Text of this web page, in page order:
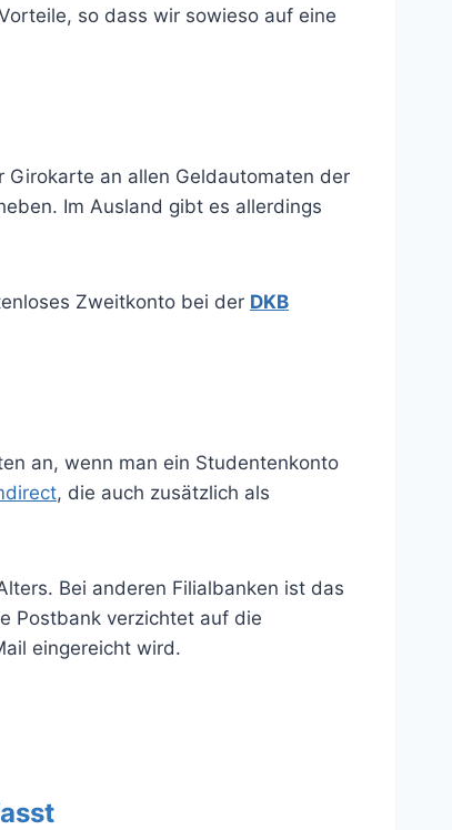
so dass wir sowieso auf eine
Girokarte an allen Geldautomaten der
Im Ausland gibt es allerdings
Zweitkonto bei der DKB
an, wenn man ein Studentenkonto
, die auch zusätzlich als
Bei anderen Filialbanken ist das
Postbank verzichtet auf die
eingereicht wird.